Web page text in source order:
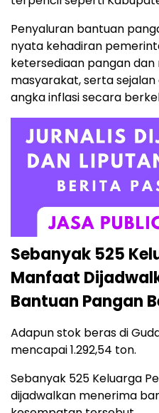
Penyaluran bantuan
nyata kehadiran
ketersediaan pangan
masyarakat, serta
angka inflasi secara
Sebanyak 525
Manfaat
Bantuan Pangan
Adapun stok beras di
mencapai 1.292,54 ton.
Sebanyak 525 Keluarga
dijadwalkan menerima